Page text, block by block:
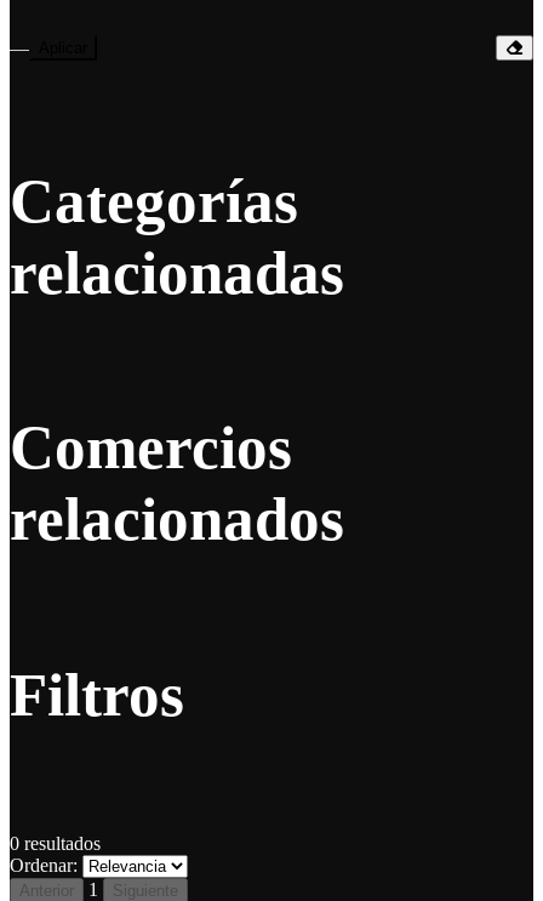
—
Categorías
relacionadas
Comercios
relacionados
Filtros
0 resultados
Ordenar:
Anterior 1 Siguiente